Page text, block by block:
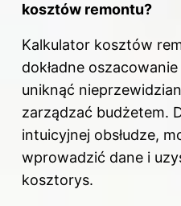
kosztów remontu?
Kalkulator kosztów
dokładne
uniknąć
zarządzać budżetem.
intuicyjnej obsłudze,
wprowadzić dane i
kosztorys.